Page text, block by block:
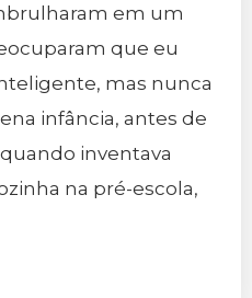
em um
que eu
mas nunca
infância, antes de
inventava
na pré-escola,